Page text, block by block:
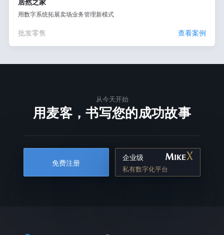
居然之家
用数字系统拓展卖场业务管理新模式
批发零售 查看案例
从今天开始
用麦客，书写您的成功故事
免费注册
企业级
私有数字化平台